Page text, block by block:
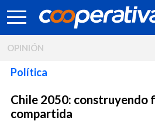
OPINIÓN
Política
Chile 2050: construyendo
compartida